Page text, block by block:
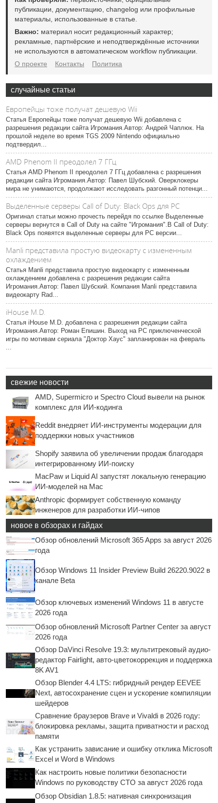
публикации, документацию, changelog или профильные
материалы, использованные в статье.
Важно: материал носит редакционный характер;
рекламные, партнёрские и неподтверждённые источники
не используются в автоматическом workflow публикации.
О проекте
Контакты Политика
случайные статьи
Европейцы тоже получат дешевую Wii
Статья Европейцы тоже получат дешевую Wii добавлена с
разрешения редакции сайта Игромания.Автор: Андрей Чаплюк. На
прошлой неделе во время TGS 2009 Nintendo официально
подтвердил...
AMD Phenom II преодолел 7 ГГц
Статья AMD Phenom II преодолел 7 ГГц добавлена с разрешения
редакции сайта Игромания.Автор: Павел Шубский. Оверклокеры
мира не унимаются, продолжают исследовать разгонный потенци...
Выделенные серверы Call of Duty: Black Ops для PC
Оригинал статьи можно прочесть перейдя по ссылке Выделенные
серверы вернутся в Call of Duty на сайте "Игромания".В Call of Duty:
Black Ops появятся выделенные серверы для PC версии...
Manli представила простую видеокарту с измененным
охлаждением
Статья Manli представила простую видеокарту с измененным
охлаждением добавлена с разрешения редакции сайта
Игромания.Автор: Павел Шубский. Компания Manli представила
видеокарту Rad...
iHouse M.D.
Статья iHouse M.D. добавлена с разрешения редакции сайта
Игромания.Автор: Роман Епишин. Выход на PC приключенческой
игры по мотивам сериала "Доктор Хаус" запланирован на февраль
...
свежие новости
AMD, Supermicro и Spectro Cloud вывели на рынок
комплекс для ИИ-кодинга
Reddit внедряет ИИ-инструменты модерации для
поддержки новых участников
Shopify заявила об увеличении продаж благодаря
интегрированному ИИ-поиску
MacPaw и Liquid AI запустят локальную генерацию
ИИ-моделей на Mac
Anthropic формирует собственную команду
инженеров для разработки ИИ-чипов
новое в обзорах и гайдах
Обзор обновлений Microsoft 365 Apps за август 2026
года
Обзор Windows 11 Insider Preview Build 26220.9022 в
канале Beta
Обзор ключевых изменений Windows 11 в августе
2026 года
Обзор обновлений Microsoft Partner Center за август
2026 года
Обзор DaVinci Resolve 19.3: мультитрековый аудио-
редактор Fairlight, авто-цветокоррекция и поддержка
8K AV1
Обзор Blender 4.4 LTS: гибридный рендер EEVEE
Next, автосохранение сцен и ускорение компиляции
шейдеров
Сравнение браузеров Brave и Vivaldi в 2026 году:
блокировка рекламы, защита приватности и расход
памяти
Как устранить зависание и ошибку отклика Microsoft
Excel и Word в Windows
Как настроить новые политики безопасности
Windows по руководству CTO за август 2026 года
Обзор Obsidian 1.8.5: нативная синхронизация